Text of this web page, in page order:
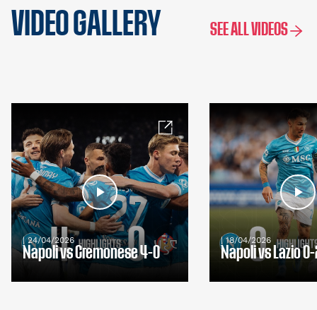
VIDEO GALLERY SEE ALL VIDEOS
| 24/04/2026
Napoli vs Cremonese 4-0
| 18/04/2026
Napoli vs Lazio